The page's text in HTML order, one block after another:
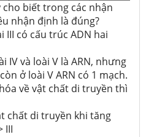
cho biết trong các nhận
nhận định là đúng?
III có cấu trúc ADN hai
IV và loài V là ARN, nhưng
ở loài V ARN có 1 mạch.
về vật chất di truyền thì
chất di truyền khi tăng
III